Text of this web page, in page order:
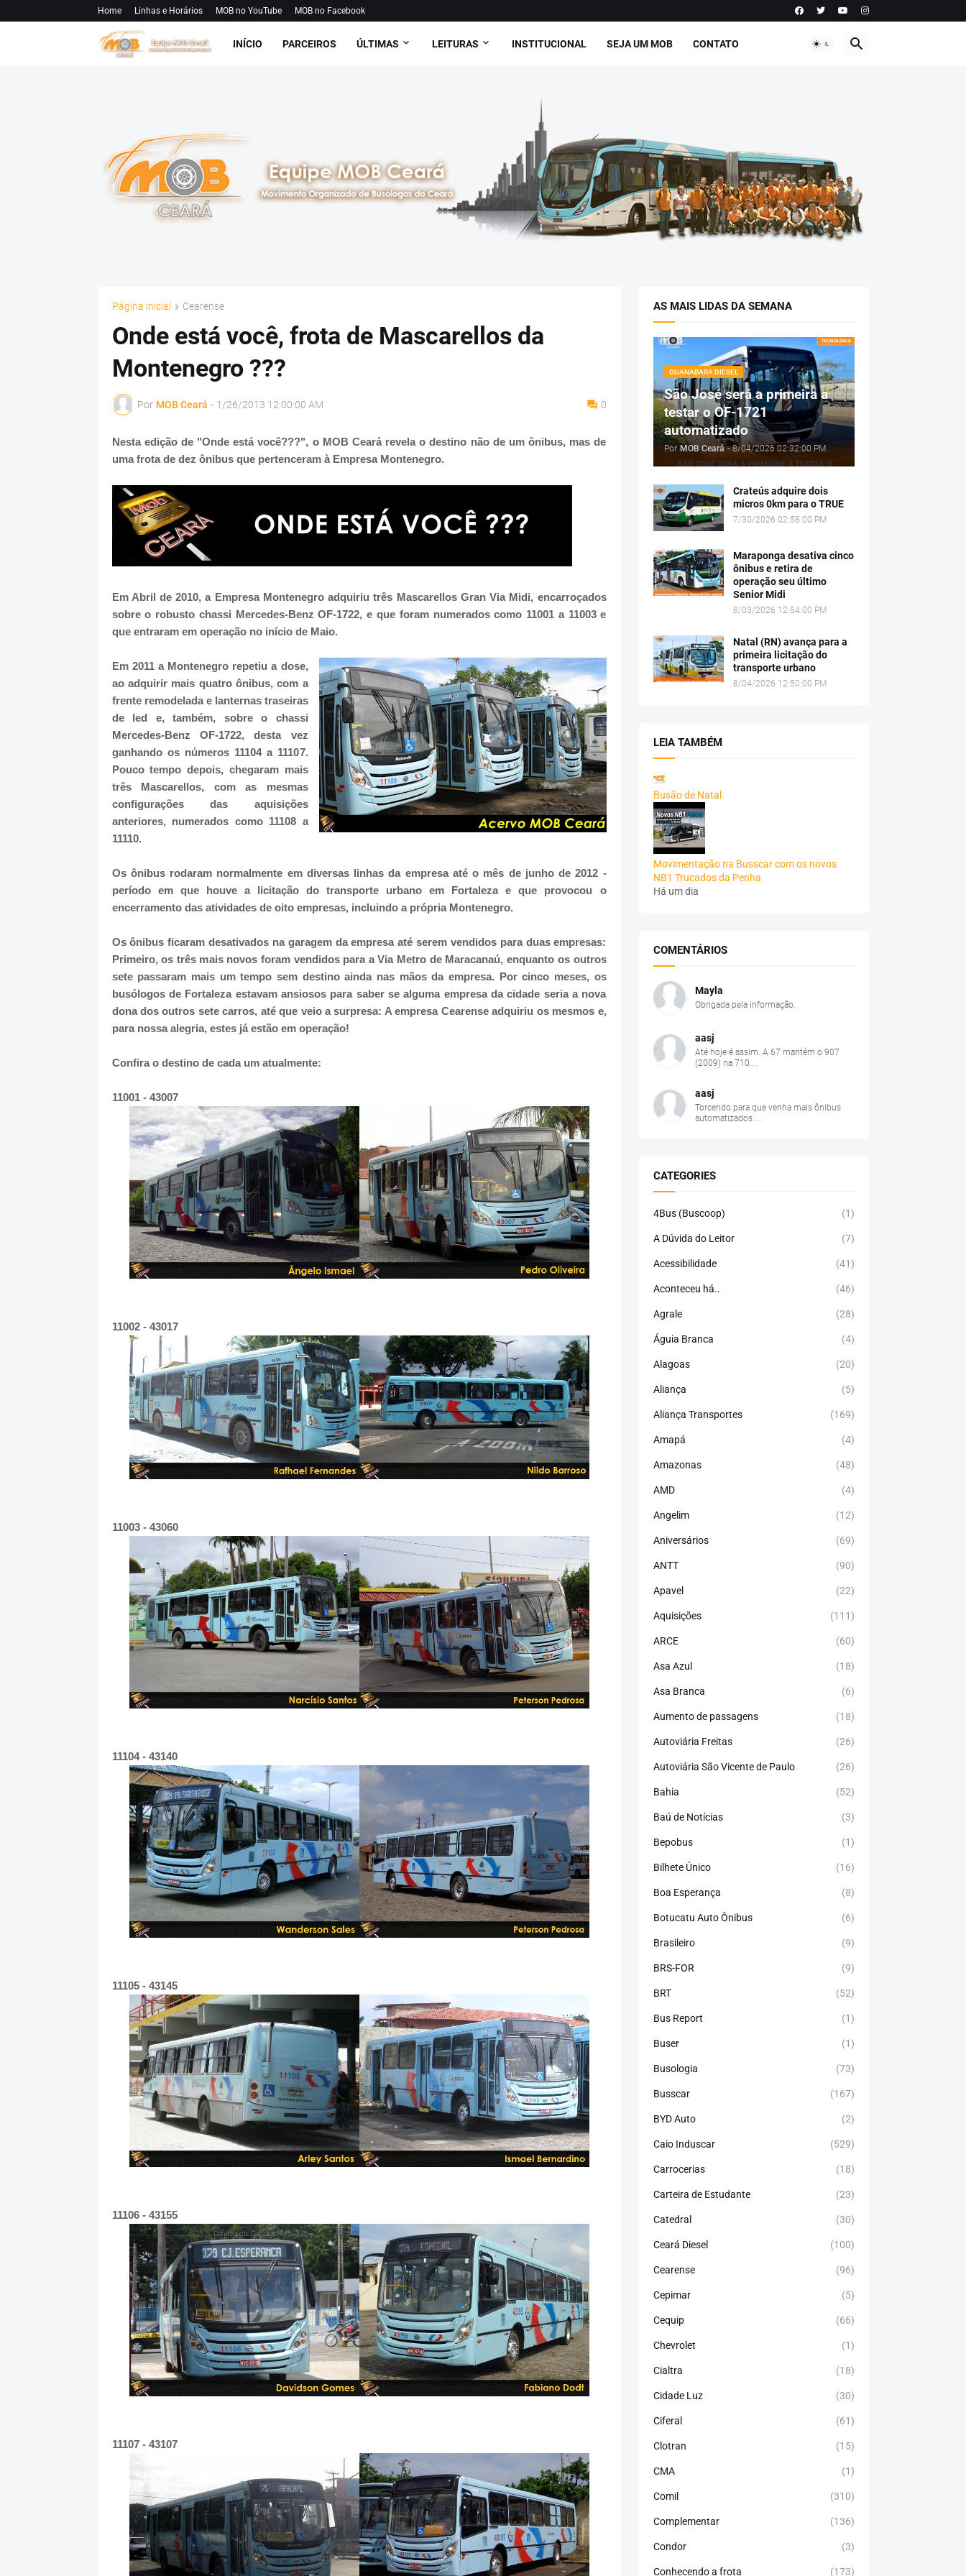
Home Linhas e Horários MOB no YouTube MOB no Facebook
INÍCIO PARCEIROS ÚLTIMAS LEITURAS INSTITUCIONAL SEJA UM MOB CONTATO
Página inicial Cearense
Onde está você, frota de Mascarellos da
Montenegro ???
Por MOB Ceará - 1/26/2013 12:00:00 AM 0
Nesta edição de "Onde está você???", o MOB Ceará revela o destino não de um ônibus, mas de
uma frota de dez ônibus que pertenceram à Empresa Montenegro.
Em Abril de 2010, a Empresa Montenegro adquiriu três Mascarellos Gran Via Midi, encarroçados
sobre o robusto chassi Mercedes-Benz OF-1722, e que foram numerados como 11001 a 11003 e
que entraram em operação no início de Maio.
Em 2011 a Montenegro repetiu a dose,
ao adquirir mais quatro ônibus, com a
frente remodelada e lanternas traseiras
de led e, também, sobre o chassi
Mercedes-Benz OF-1722, desta vez
ganhando os números 11104 a 11107.
Pouco tempo depois, chegaram mais
três Mascarellos, com as mesmas
configurações das aquisições
anteriores, numerados como 11108 a
11110.
Os ônibus rodaram normalmente em diversas linhas da empresa até o mês de junho de 2012 -
período em que houve a licitação do transporte urbano em Fortaleza e que provocou o
encerramento das atividades de oito empresas, incluindo a própria Montenegro.
Os ônibus ficaram desativados na garagem da empresa até serem vendidos para duas empresas:
Primeiro, os três mais novos foram vendidos para a Via Metro de Maracanaú, enquanto os outros
sete passaram mais um tempo sem destino ainda nas mãos da empresa. Por cinco meses, os
busólogos de Fortaleza estavam ansiosos para saber se alguma empresa da cidade seria a nova
dona dos outros sete carros, até que veio a surpresa: A empresa Cearense adquiriu os mesmos e,
para nossa alegria, estes já estão em operação!
Confira o destino de cada um atualmente:
11001 - 43007
11002 - 43017
11003 - 43060
11104 - 43140
11105 - 43145
11106 - 43155
11107 - 43107
AS MAIS LIDAS DA SEMANA
GUANABARA DIESEL
São José será a primeira a
testar o OF-1721
automatizado
Por MOB Ceará - 8/04/2026 02:32:00 PM
Crateús adquire dois
micros 0km para o TRUE
7/30/2026 02:58:00 PM
Maraponga desativa cinco
ônibus e retira de
operação seu último
Senior Midi
8/03/2026 12:54:00 PM
Natal (RN) avança para a
primeira licitação do
transporte urbano
8/04/2026 12:50:00 PM
LEIA TAMBÉM
Busão de Natal
Movimentação na Busscar com os novos
NB1 Trucados da Penha
Há um dia
COMENTÁRIOS
Mayla
Obrigada pela informação.
aasj
Até hoje é assim. A 67 mantém o 907
(2009) na 710....
aasj
Torcendo para que venha mais ônibus
automatizados ...
CATEGORIES
4Bus (Buscoop) (1)
A Dúvida do Leitor (7)
Acessibilidade (41)
Aconteceu há.. (46)
Agrale (28)
Águia Branca (4)
Alagoas (20)
Aliança (5)
Aliança Transportes (169)
Amapá (4)
Amazonas (48)
AMD (4)
Angelim (12)
Aniversários (69)
ANTT (90)
Apavel (22)
Aquisições (111)
ARCE (60)
Asa Azul (18)
Asa Branca (6)
Aumento de passagens (18)
Autoviária Freitas (26)
Autoviária São Vicente de Paulo (26)
Bahia (52)
Baú de Notícias (3)
Bepobus (1)
Bilhete Único (16)
Boa Esperança (8)
Botucatu Auto Ônibus (6)
Brasileiro (9)
BRS-FOR (9)
BRT (52)
Bus Report (1)
Buser (1)
Busologia (73)
Busscar (167)
BYD Auto (2)
Caio Induscar (529)
Carrocerias (18)
Carteira de Estudante (23)
Catedral (30)
Ceará Diesel (100)
Cearense (96)
Cepimar (5)
Cequip (66)
Chevrolet (1)
Cialtra (18)
Cidade Luz (30)
Ciferal (61)
Clotran (15)
CMA (1)
Comil (310)
Complementar (136)
Condor (3)
Conhecendo a frota (173)